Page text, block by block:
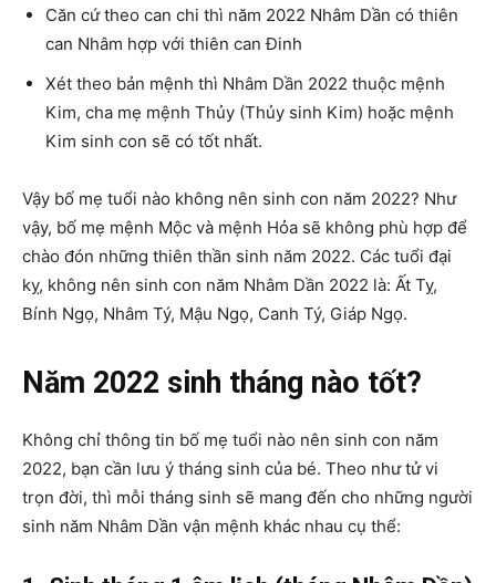
Căn cứ theo can chi thì năm 2022 Nhâm Dần có thiên
can Nhâm hợp với thiên can Đinh
Xét theo bản mệnh thì Nhâm Dần 2022 thuộc mệnh
Kim, cha mẹ mệnh Thủy (Thủy sinh Kim) hoặc mệnh
Kim sinh con sẽ có tốt nhất.
Vậy bố mẹ tuổi nào không nên sinh con năm 2022? Như
vậy, bố mẹ mệnh Mộc và mệnh Hỏa sẽ không phù hợp để
chào đón những thiên thần sinh năm 2022. Các tuổi đại
kỵ, không nên sinh con năm Nhâm Dần 2022 là: Ất Tỵ,
Bính Ngọ, Nhâm Tý, Mậu Ngọ, Canh Tý, Giáp Ngọ.
Năm 2022 sinh tháng nào tốt?
Không chỉ thông tin bố mẹ tuổi nào nên sinh con năm
2022, bạn cần lưu ý tháng sinh của bé. Theo như tử vi
trọn đời, thì mỗi tháng sinh sẽ mang đến cho những người
sinh năm Nhâm Dần vận mệnh khác nhau cụ thể: